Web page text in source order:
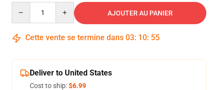
AJOUTER AU PANIER
Cette vente se termine dans 03: 10: 54
Deliver to United States
Cost to ship:$6.99